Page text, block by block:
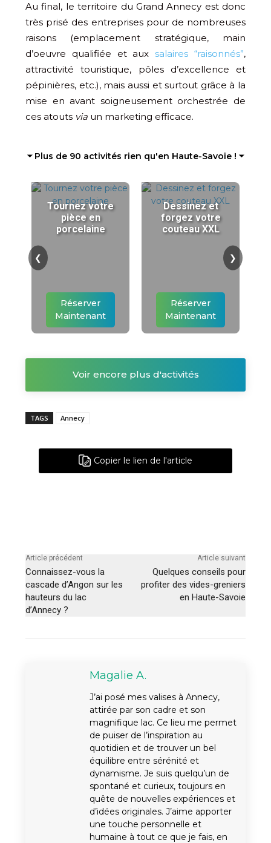
Au final, le territoire du Grand Annecy est donc
très prisé des entreprises pour de nombreuses
raisons (emplacement stratégique, main
d’oeuvre qualifiée et auxsalaires “raisonnés”,
attractivité touristique, pôles d’excellence et
pépinières, etc.), mais aussi et surtout grâce à la
mise en avant soigneusement orchestrée de
ces atouts via un marketing efficace.
⏷ Plus de 90 activités rien qu'en Haute-Savoie ! ⏷
Tournez votre
pièce en
porcelaine
Réserver
Maintenant
Dessinez et
forgez votre
couteau XXL
Réserver
Maintenant
❮ ❯
Voir encore plus d'activités
TAGS Annecy
Copier le lien de l'article
Article précédent
Connaissez-vous la
cascade d’Angon sur les
hauteurs du lac
d’Annecy ?
Article suivant
Quelques conseils pour
profiter des vides-greniers
en Haute-Savoie
Magalie A.
J’ai posé mes valises à Annecy,
attirée par son cadre et son
magnifique lac. Ce lieu me permet
de puiser de l’inspiration au
quotidien et de trouver un bel
équilibre entre sérénité et
dynamisme. Je suis quelqu’un de
spontané et curieux, toujours en
quête de nouvelles expériences et
d’idées originales. J’aime apporter
une touche personnelle et
humaine à tout ce que je fais, en